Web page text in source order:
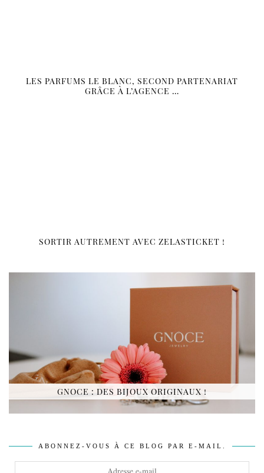
LES PARFUMS LE BLANC, SECOND PARTENARIAT
GRÂCE À L’AGENCE …
SORTIR AUTREMENT AVEC ZELASTICKET !
GNOCE : DES BIJOUX ORIGINAUX !
ABONNEZ-VOUS À CE BLOG PAR E-MAIL.